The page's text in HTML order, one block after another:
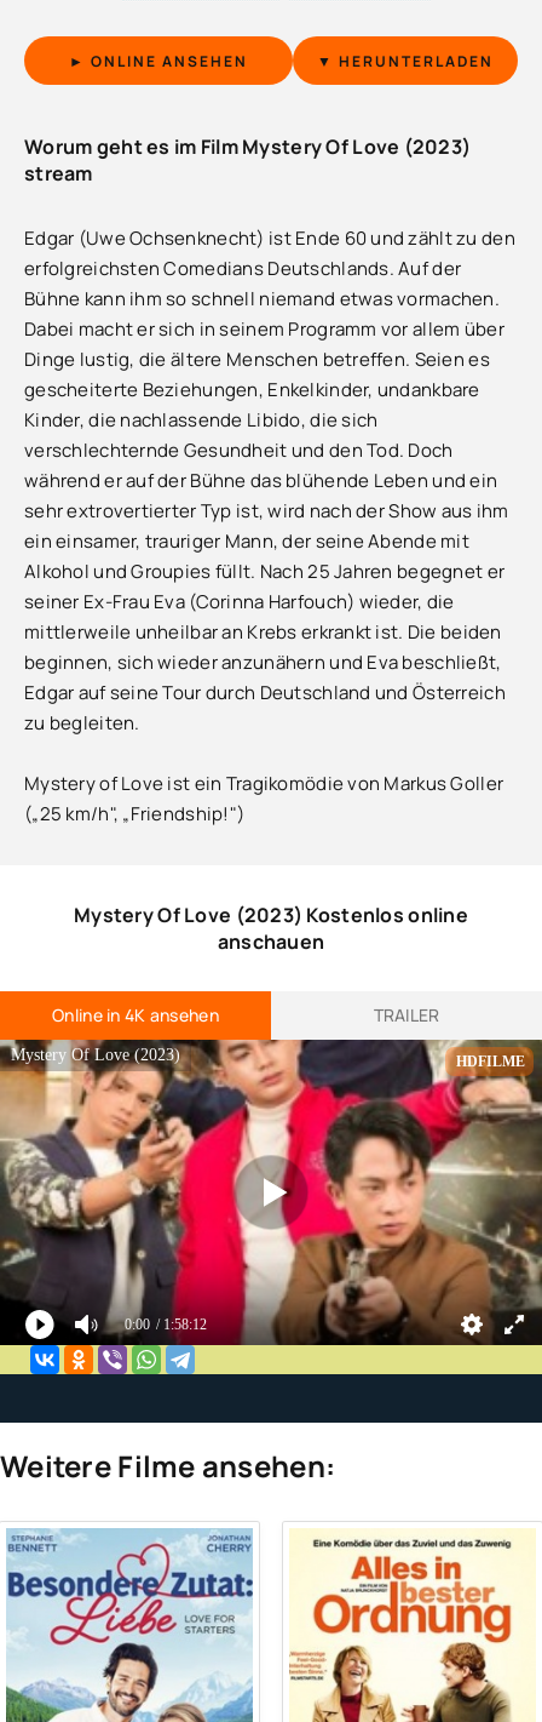
► ONLINE ANSEHEN ▼ HERUNTERLADEN
Worum geht es im Film Mystery Of Love (2023)
stream
Edgar (Uwe Ochsenknecht) ist Ende 60 und zählt zu den
erfolgreichsten Comedians Deutschlands. Auf der
Bühne kann ihm so schnell niemand etwas vormachen.
Dabei macht er sich in seinem Programm vor allem über
Dinge lustig, die ältere Menschen betreffen. Seien es
gescheiterte Beziehungen, Enkelkinder, undankbare
Kinder, die nachlassende Libido, die sich
verschlechternde Gesundheit und den Tod. Doch
während er auf der Bühne das blühende Leben und ein
sehr extrovertierter Typ ist, wird nach der Show aus ihm
ein einsamer, trauriger Mann, der seine Abende mit
Alkohol und Groupies füllt. Nach 25 Jahren begegnet er
seiner Ex-Frau Eva (Corinna Harfouch) wieder, die
mittlerweile unheilbar an Krebs erkrankt ist. Die beiden
beginnen, sich wieder anzunähern und Eva beschließt,
Edgar auf seine Tour durch Deutschland und Österreich
zu begleiten.
Mystery of Love ist ein Tragikomödie von Markus Goller
(„25 km/h", „Friendship!")
Mystery Of Love (2023) Kostenlos online
anschauen
Online in 4K ansehen TRAILER
Mystery Of Love (2023)
0:00 / 1:58:12
HDFILME
Weitere Filme ansehen: